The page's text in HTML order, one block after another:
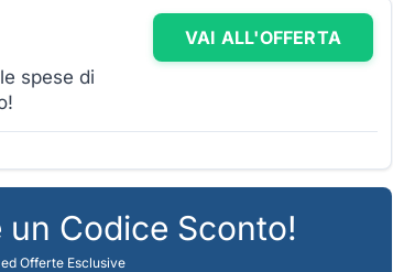
spese di
VAI ALL'OFFERTA
Codice Sconto!
Offerte Esclusive